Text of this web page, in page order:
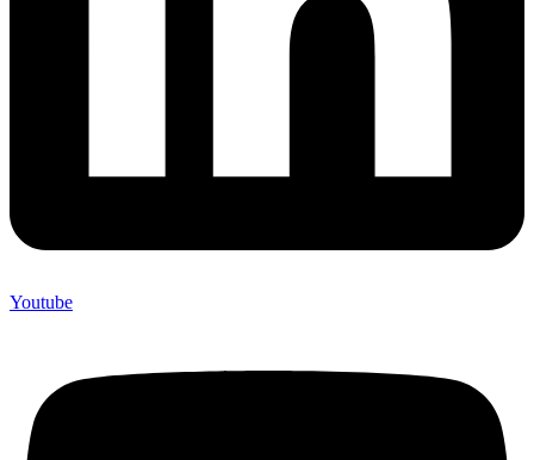
Youtube